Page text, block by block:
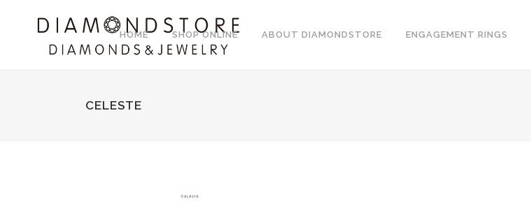
HOME SHOP ONLINE ABOUT DIAMONDSTORE ENGAGEMENT RINGS
CELESTE